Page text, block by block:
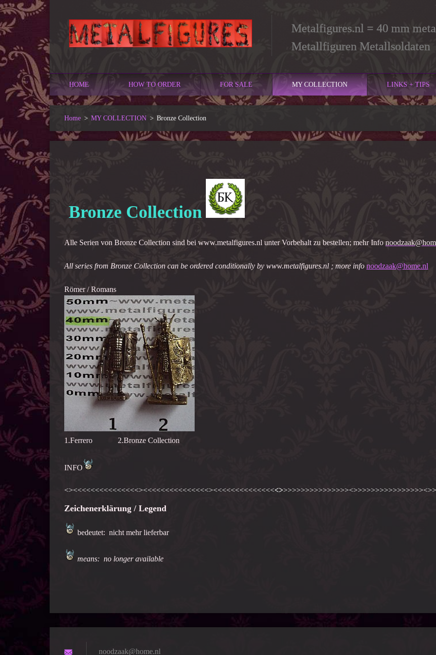
Metalfigures.nl = 40 mm
Metallfiguren Metallsoldaten
HOME HOW TO ORDER FOR SALE MY COLLECTION LINKS + TIPS
Home > MY COLLECTION > Bronze Collection
Bronze Collection
Alle Serien von Bronze Collection sind bei www.metalfigures.nl unter Vorbehalt zu bestellen; mehr Info
All series from Bronze Collection can be ordered conditionally by www.metalfigures.nl ; more info noodzaak@home.nl
Römer / Romans
1.Ferrero 2.Bronze Collection
INFO
<><<<<<<<<<<<<<<<><<<<<<<<<<<<<<<><<<<<<<<<<<<<<<>
Zeichenerklärung / Legend
bedeutet: nicht mehr lieferbar
means: no longer available
noodzaak@home.nl